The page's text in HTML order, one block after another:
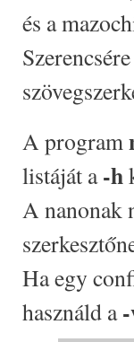
és a
A program
listáját a-h
A nanonak
Ha egy
használd a